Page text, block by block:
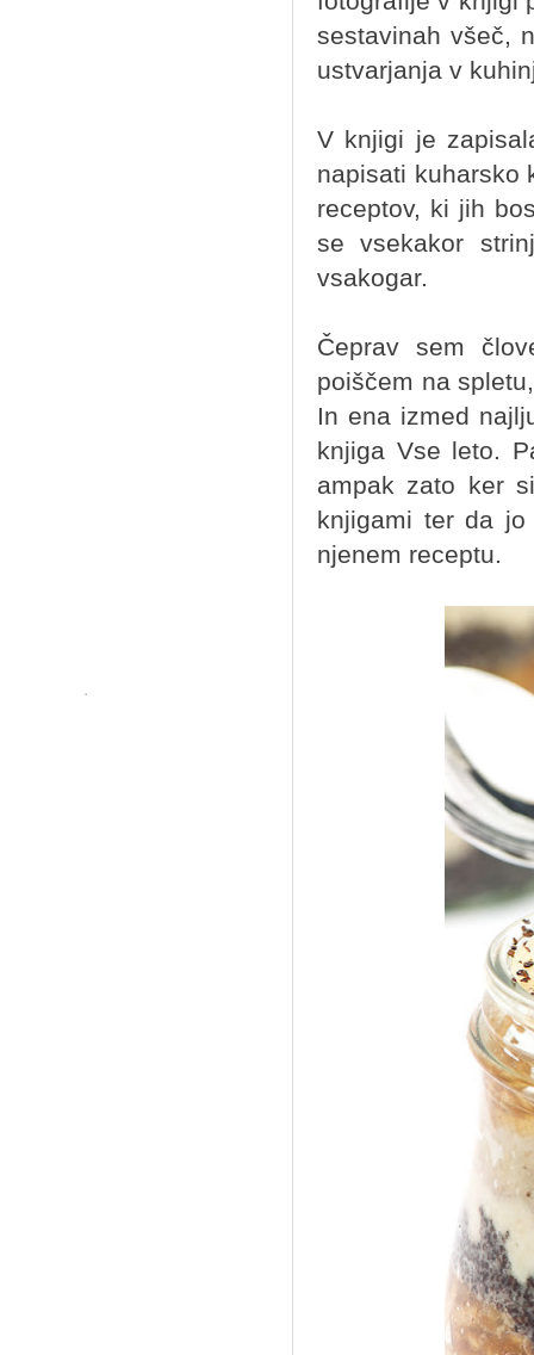
sestavinah všeč,
ustvarjanja v
V knjigi je
napisati kuharsko
receptov, ki jih
se vsekakor
vsakogar.
Čeprav sem
poiščem na
In ena izmed
knjiga Vse leto.
ampak zato ker
knjigami ter da
njenem receptu.